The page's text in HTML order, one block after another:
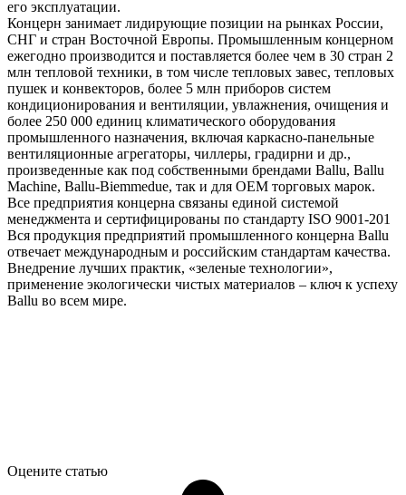
его эксплуатации.
Концерн занимает лидирующие позиции на рынках России,
СНГ и стран Восточной Европы. Промышленным концерном
ежегодно производится и поставляется более чем в 30 стран 2
млн тепловой техники, в том числе тепловых завес, тепловых
пушек и конвекторов, более 5 млн приборов систем
кондиционирования и вентиляции, увлажнения, очищения и
более 250 000 единиц климатического оборудования
промышленного назначения, включая каркасно-панельные
вентиляционные агрегаторы, чиллеры, градирни и др.,
произведенные как под собственными брендами Ballu, Ballu
Machine, Ballu-Biemmedue, так и для OEM торговых марок.
Все предприятия концерна связаны единой системой
менеджмента и сертифицированы по стандарту ISO 9001-201
Вся продукция предприятий промышленного концерна Ballu
отвечает международным и российским стандартам качества.
Внедрение лучших практик, «зеленые технологии»,
применение экологически чистых материалов – ключ к успеху
Ballu во всем мире.
Оцените статью